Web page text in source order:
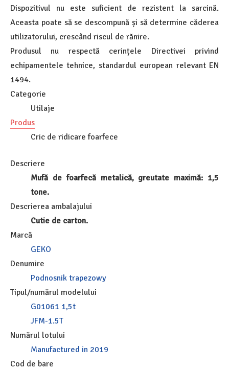
Dispozitivul nu este suficient de rezistent la sarcină.
Aceasta poate să se descompună și să determine căderea
utilizatorului, crescând riscul de rănire.
Produsul nu respectă cerințele Directivei privind
echipamentele tehnice, standardul european relevant EN
1494.
Categorie
Utilaje
Produs
Cric de ridicare foarfece
Descriere
Mufă de foarfecă metalică, greutate maximă: 1,5
tone.
Descrierea ambalajului
Cutie de carton.
Marcă
GEKO
Denumire
Podnosnik trapezowy
Tipul/numărul modelului
G01061 1,5t
JFM-1.5T
Numărul lotului
Manufactured in 2019
Cod de bare